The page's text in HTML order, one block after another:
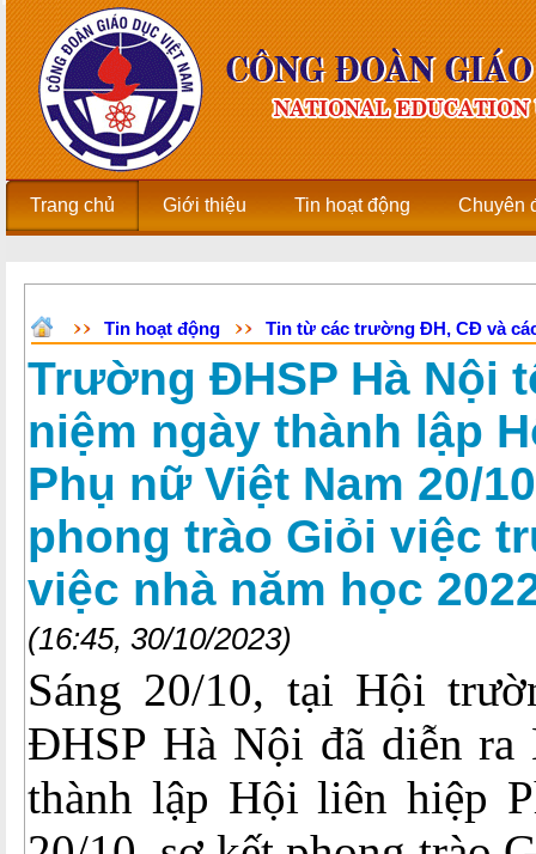
Trang chủ Giới thiệu Tin hoạt động Chuyên
Tin hoạt động Tin từ các trường ĐH, CĐ và
Trường ĐHSP Hà Nội
niệm ngày thành lập
Phụ nữ Việt Nam 20/
phong trào Giỏi việc
việc nhà năm học
(16:45, 30/10/2023)
Sáng 20/10, tại Hội
ĐHSP Hà Nội đã diễn
thành lập Hội liên hiệp